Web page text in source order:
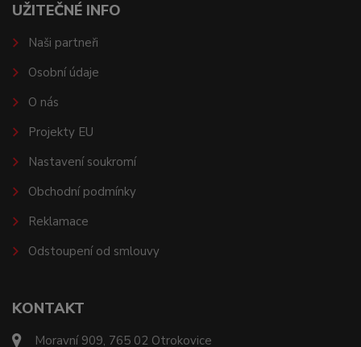
KONTAKT
Moravní 909, 765 02 Otrokovice
UŽITEČNÉ INFO
Naši partneři
Osobní údaje
O nás
Projekty EU
Nastavení soukromí
Obchodní podmínky
Reklamace
Odstoupení od smlouvy